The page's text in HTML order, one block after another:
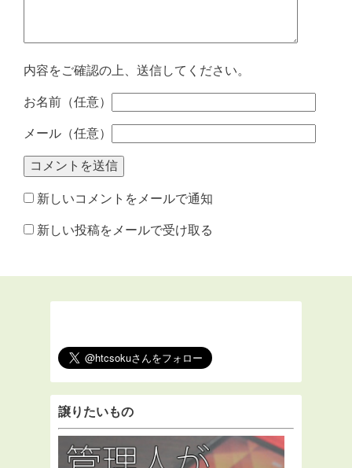
内容をご確認の上、送信してください。
お名前（任意）
メール（任意）
新しいコメントをメールで通知
新しい投稿をメールで受け取る
譲りたいもの